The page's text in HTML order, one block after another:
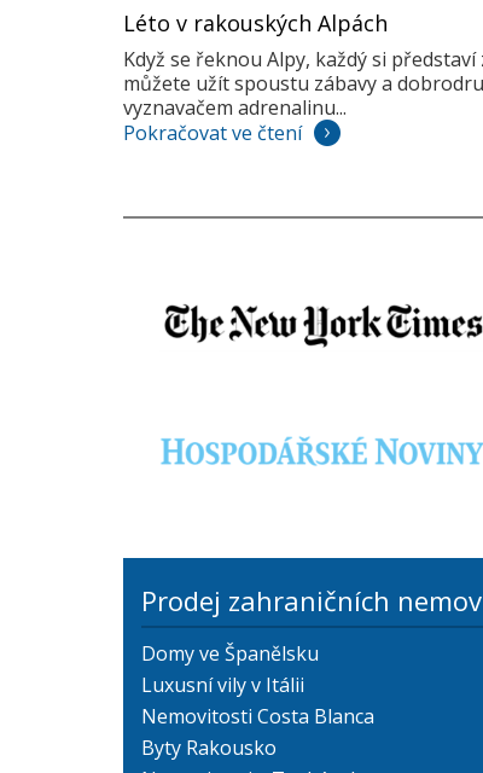
Léto v rakouských Alpách
Když se řeknou Alpy, každý si
můžete užít spoustu zábavy a
vyznavačem adrenalinu...
Pokračovat ve čtení
Prodej zahraničních
Domy ve Španělsku
Luxusní vily v Itálii
Nemovitosti Costa Blanca
Byty Rakousko